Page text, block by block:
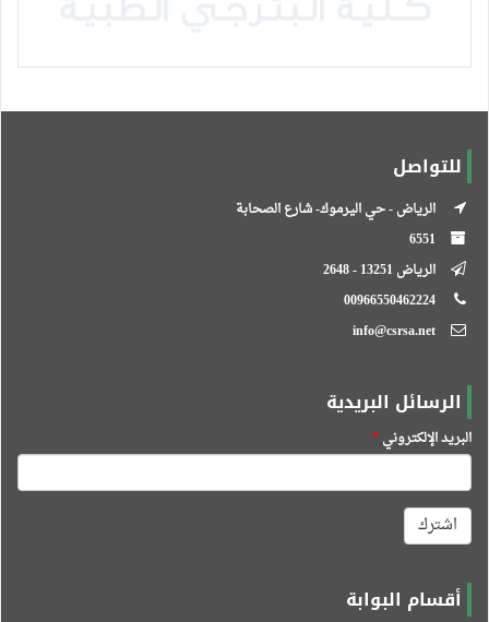
للتواصل
الرياض - حي اليرموك- شارع الصحابة
الرياض 13251 - 2648
الرسائل البريدية
البريد الإلكتروني*
اشترك
أقسام البوابة